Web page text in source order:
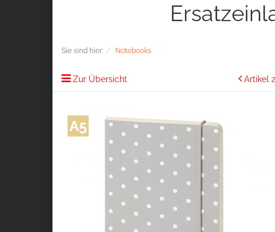
Ersatzeinlagen
Sie sind hier: Notebooks
Zur Übersicht Artikel
A5